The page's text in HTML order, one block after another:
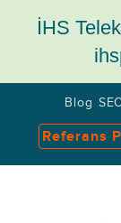
İHS
Blog
Referans